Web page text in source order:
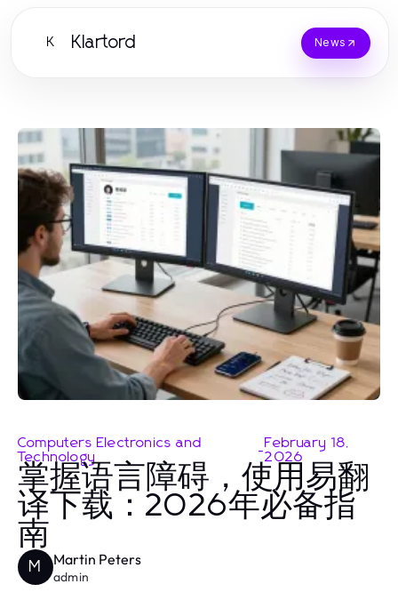
K Klartord News
Computers Electronics and
Technology
-February 18,
2026
掌握语言障碍，使用易翻
译下载：2026年必备指
南
M Martin Peters
admin